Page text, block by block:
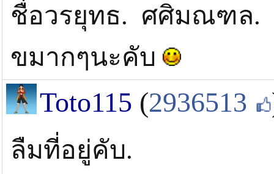
ชื่อวรยุทธ. ศศิมณฑล
ขมากๆนะคับ
Toto115 (2936513
ลืมที่อยู่คับ.